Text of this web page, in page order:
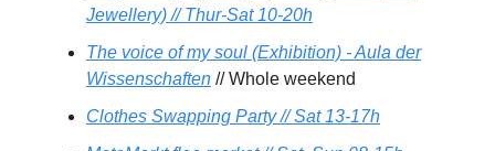
Jewellery) // Thur-Sat 10-20h
The voice of my soul (Exhibition) - Aula der
Wissenschaften // Whole weekend
Clothes Swapping Party // Sat 13-17h